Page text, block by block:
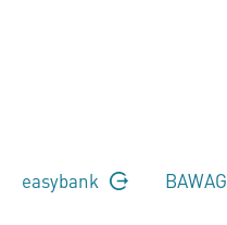
easybank BAWAG